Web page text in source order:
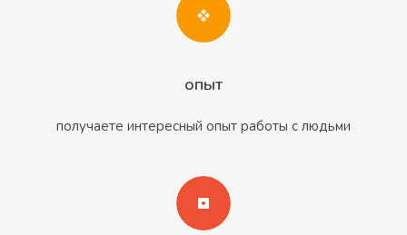
опыт
получаете интересный опыт работы с людьми